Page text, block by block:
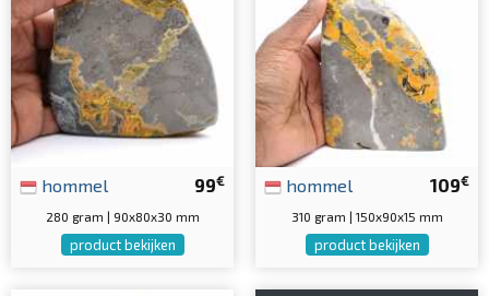
99€
hommel
280 gram | 90x80x30 mm
product bekijken
109€
hommel
310 gram | 150x90x15 mm
product bekijken